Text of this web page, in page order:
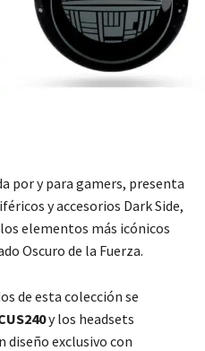
por y para gamers, presenta
y accesorios Dark Side,
elementos más icónicos
Oscuro de la Fuerza.
de esta colección se
y los headsets
diseño exclusivo con